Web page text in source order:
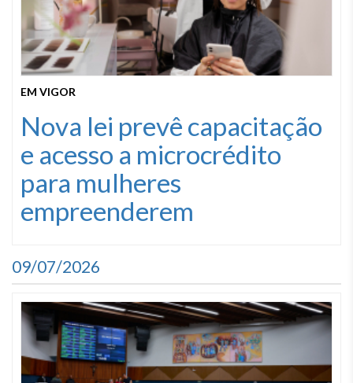
EM VIGOR
Nova lei prevê capacitação
e acesso a microcrédito
para mulheres
empreenderem
09/07/2026